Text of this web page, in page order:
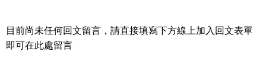
目前尚未任何回文留言，請直接填寫下方線上加入回文表單
即可在此處留言